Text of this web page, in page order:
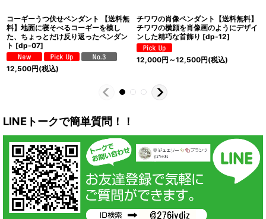
コーギーうつ伏せペンダント 【送料無
料】地面に寝そべるコーギーを模し
た、ちょっとだけ反り返ったペンダン
ト [dp-07]
12,500円(税込)
チワワの肖像ペンダント【送料無料】
チワワの横顔を肖像画のようにデザイ
ンした精巧な首飾り [dp-12]
12,000円 ～12,500円(税込)
LINEトークで簡単質問！！